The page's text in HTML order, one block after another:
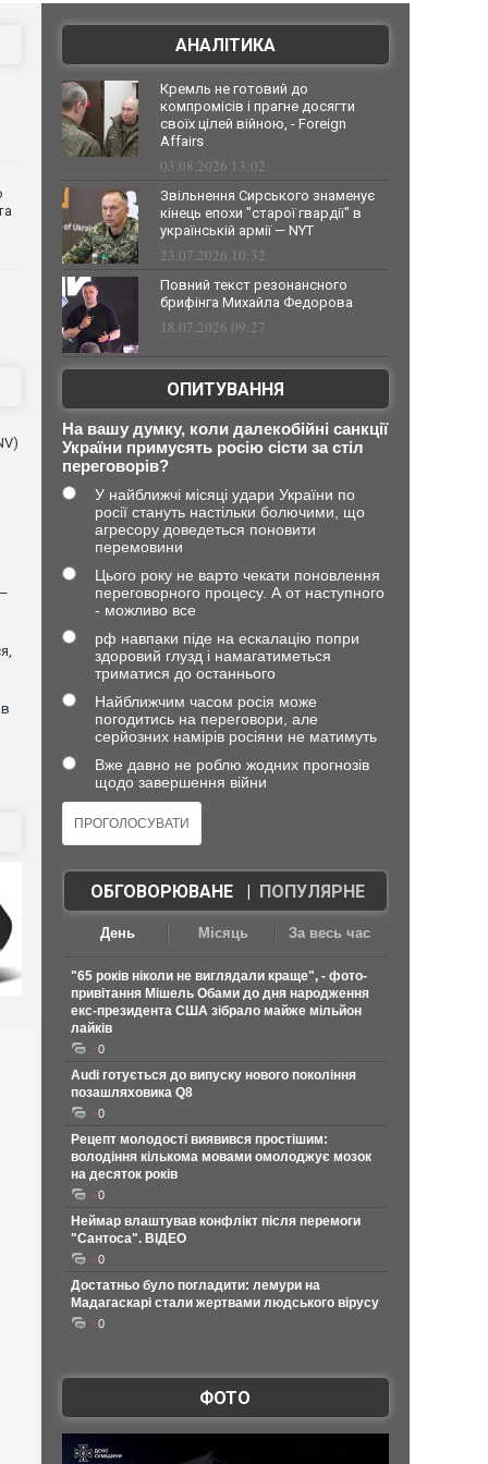
АНАЛІТИКА
Кремль не готовий до
компромісів і прагне досягти
своїх цілей війною, - Foreign
Affairs
03.08.2026 13:02
Звільнення Сирського знаменує
кінець епохи "старої гвардії" в
українській армії — NYT
23.07.2026 10:32
Повний текст резонансного
брифінга Михайла Федорова
18.07.2026 09:27
ОПИТУВАННЯ
На вашу думку, коли далекобійні санкції
України примусять росію сісти за стіл
переговорів?
У найближчі місяці удари України по
росії стануть настільки болючими, що
агресору доведеться поновити
перемовини
Цього року не варто чекати поновлення
переговорного процесу. А от наступного
- можливо все
рф навпаки піде на ескалацію попри
здоровий глузд і намагатиметься
триматися до останнього
Найближчим часом росія може
погодитись на переговори, але
серйозних намірів росіяни не матимуть
Вже давно не роблю жодних прогнозів
щодо завершення війни
ОБГОВОРЮВАНЕ| ПОПУЛЯРНЕ
День Місяць За весь час
"65 років ніколи не виглядали краще", - фото-
привітання Мішель Обами до дня народження
екс-президента США зібрало майже мільйон
лайків
0
Audi готується до випуску нового покоління
позашляховика Q8
0
Рецепт молодості виявився простішим:
володіння кількома мовами омолоджує мозок
на десяток років
0
Неймар влаштував конфлікт після перемоги
"Сантоса". ВІДЕО
0
Достатньо було погладити: лемури на
Мадагаскарі стали жертвами людського вірусу
0
ФОТО